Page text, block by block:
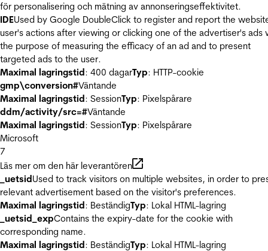
för personalisering och mätning av annonseringseffektivitet.
IDEUsed by Google DoubleClick to register and report the
user's actions after viewing or clicking one of the advertiser's ads
the purpose of measuring the efficacy of an ad and to present
targeted ads to the user.
Maximal lagringstid: 400 dagarTyp: HTTP-cookie
gmp\conversion#Väntande
Maximal lagringstid: SessionTyp: Pixelspårare
ddm/activity/src=#Väntande
Maximal lagringstid: SessionTyp: Pixelspårare
Microsoft
7
Läs mer om den här leverantören
_uetsidUsed to track visitors on multiple websites, in order to
relevant advertisement based on the visitor's preferences.
Maximal lagringstid: BeständigTyp: Lokal HTML-lagring
_uetsid_expContains the expiry-date for the cookie with
corresponding name.
Maximal lagringstid: BeständigTyp: Lokal HTML-lagring